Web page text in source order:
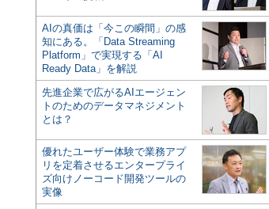
AIの真価は「今この瞬間」の感
知にある。「Data Streaming
Platform」で実現する「AI
Ready Data」を解説
先進企業で広がるAIエージェン
トのためのデータマネジメント
とは？
優れたユーザー体験で業務アプ
リを定着させるエンタープライ
ズ向けノーコード開発ツールの
実像